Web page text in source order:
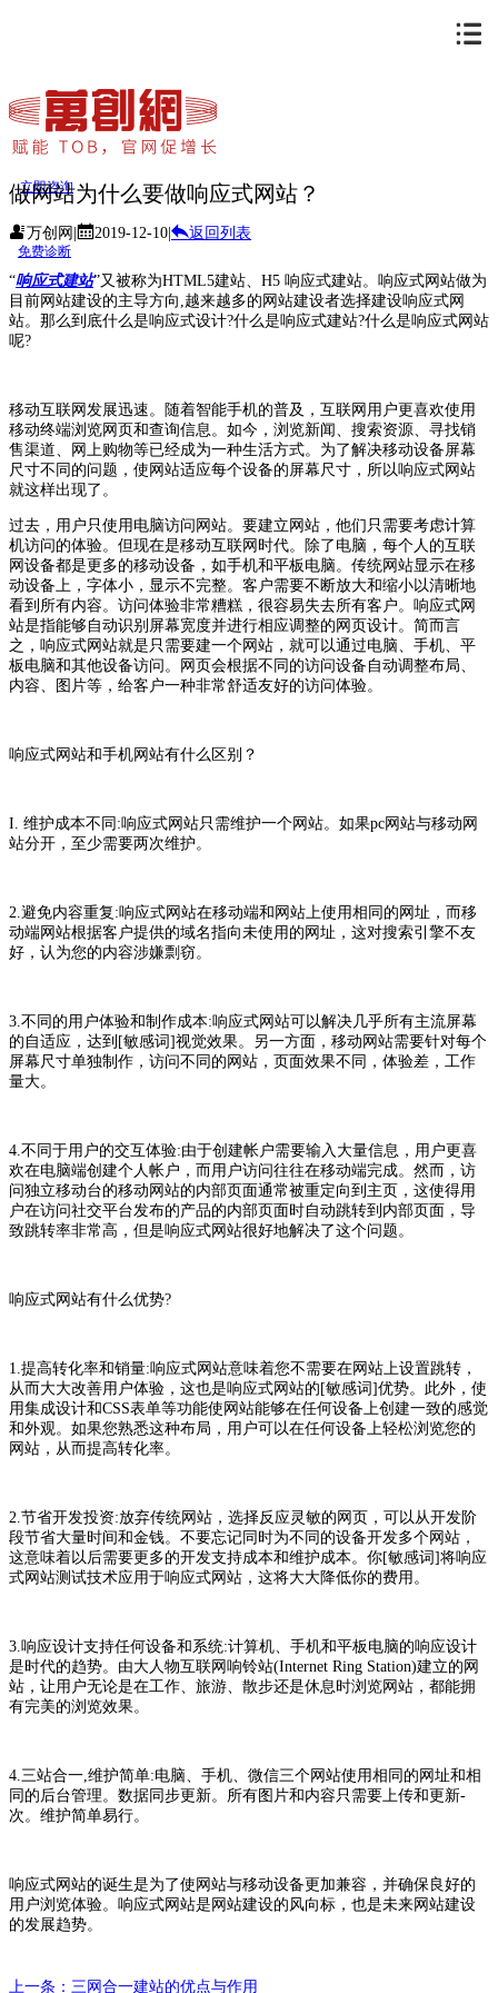
立即咨询
免费诊断
做网站为什么要做响应式网站？
万创网 2019-12-10 返回列表
“响应式建站”又被称为HTML5建站、H5 响应式建站。响应式网站做为
目前网站建设的主导方向,越来越多的网站建设者选择建设响应式网
站。那么到底什么是响应式设计?什么是响应式建站?什么是响应式网站
呢?
移动互联网发展迅速。随着智能手机的普及，互联网用户更喜欢使用
移动终端浏览网页和查询信息。如今，浏览新闻、搜索资源、寻找销
售渠道、网上购物等已经成为一种生活方式。为了解决移动设备屏幕
尺寸不同的问题，使网站适应每个设备的屏幕尺寸，所以响应式网站
就这样出现了。
过去，用户只使用电脑访问网站。要建立网站，他们只需要考虑计算
机访问的体验。但现在是移动互联网时代。除了电脑，每个人的互联
网设备都是更多的移动设备，如手机和平板电脑。传统网站显示在移
动设备上，字体小，显示不完整。客户需要不断放大和缩小以清晰地
看到所有内容。访问体验非常糟糕，很容易失去所有客户。响应式网
站是指能够自动识别屏幕宽度并进行相应调整的网页设计。简而言
之，响应式网站就是只需要建一个网站，就可以通过电脑、手机、平
板电脑和其他设备访问。网页会根据不同的访问设备自动调整布局、
内容、图片等，给客户一种非常舒适友好的访问体验。
响应式网站和手机网站有什么区别？
I. 维护成本不同:响应式网站只需维护一个网站。如果pc网站与移动网
站分开，至少需要两次维护。
2.避免内容重复:响应式网站在移动端和网站上使用相同的网址，而移
动端网站根据客户提供的域名指向未使用的网址，这对搜索引擎不友
好，认为您的内容涉嫌剽窃。
3.不同的用户体验和制作成本:响应式网站可以解决几乎所有主流屏幕
的自适应，达到[敏感词]视觉效果。另一方面，移动网站需要针对每个
屏幕尺寸单独制作，访问不同的网站，页面效果不同，体验差，工作
量大。
4.不同于用户的交互体验:由于创建帐户需要输入大量信息，用户更喜
欢在电脑端创建个人帐户，而用户访问往往在移动端完成。然而，访
问独立移动台的移动网站的内部页面通常被重定向到主页，这使得用
户在访问社交平台发布的产品的内部页面时自动跳转到内部页面，导
致跳转率非常高，但是响应式网站很好地解决了这个问题。
响应式网站有什么优势?
1.提高转化率和销量:响应式网站意味着您不需要在网站上设置跳转，
从而大大改善用户体验，这也是响应式网站的[敏感词]优势。此外，使
用集成设计和CSS表单等功能使网站能够在任何设备上创建一致的感觉
和外观。如果您熟悉这种布局，用户可以在任何设备上轻松浏览您的
网站，从而提高转化率。
2.节省开发投资:放弃传统网站，选择反应灵敏的网页，可以从开发阶
段节省大量时间和金钱。不要忘记同时为不同的设备开发多个网站，
这意味着以后需要更多的开发支持成本和维护成本。你[敏感词]将响应
式网站测试技术应用于响应式网站，这将大大降低你的费用。
3.响应设计支持任何设备和系统:计算机、手机和平板电脑的响应设计
是时代的趋势。由大人物互联网响铃站(Internet Ring Station)建立的网
站，让用户无论是在工作、旅游、散步还是休息时浏览网站，都能拥
有完美的浏览效果。
4.三站合一,维护简单:电脑、手机、微信三个网站使用相同的网址和相
同的后台管理。数据同步更新。所有图片和内容只需要上传和更新-
次。维护简单易行。
响应式网站的诞生是为了使网站与移动设备更加兼容，并确保良好的
用户浏览体验。响应式网站是网站建设的风向标，也是未来网站建设
的发展趋势。
上一条：三网合一建站的优点与作用